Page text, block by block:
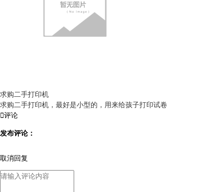
求购二手打印机
求购二手打印机，最好是小型的，用来给孩子打印试卷
评论
发布评论：
取消回复